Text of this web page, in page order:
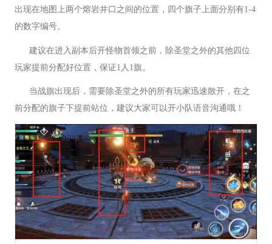
出现在地图上两个熔岩井口之间的位置，四个旗子上面分别有1-4
的数字编号。
建议在进入副本后开怪物首领之前，除圣堂之外的其他四位
玩家提前分配好位置，保证1人1旗。
当战旗出现后，需要除圣堂之外的所有玩家迅速散开，在之
前分配的旗子下提前站位，建议大家可以开小队语音沟通哦！